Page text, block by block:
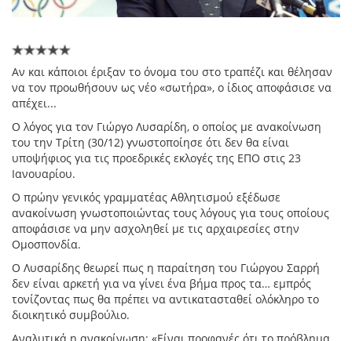
Αν και κάποιοι έριξαν το όνομα του στο τραπέζι και θέλησαν
να τον προωθήσουν ως νέο «σωτήρα», ο ίδιος αποφάσισε να
απέχει...
Ο λόγος για τον Γιώργο Λυσαρίδη, ο οποίος με ανακοίνωση
του την Τρίτη (30/12) γνωστοποίησε ότι δεν θα είναι
υποψήφιος για τις προεδρικές εκλογές της ΕΠΟ στις 23
Ιανουαρίου.
Ο πρώην γενικός γραμματέας Αθλητισμού εξέδωσε
ανακοίνωση γνωστοποιώντας τους λόγους για τους οποίους
αποφάσισε να μην ασχοληθεί με τις αρχαιρεσίες στην
Ομοσπονδία.
Ο Λυσαρίδης θεωρεί πως η παραίτηση του Γιώργου Σαρρή
δεν είναι αρκετή για να γίνει ένα βήμα προς τα… εμπρός
τονίζοντας πως θα πρέπει να αντικατασταθεί ολόκληρο το
διοικητικό συμβούλιο.